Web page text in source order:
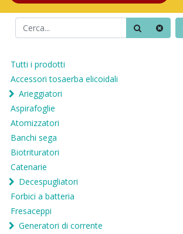
Tutti i prodotti
Accessori tosaerba elicoidali
Arieggiatori
Aspirafoglie
Atomizzatori
Banchi sega
Biotrituratori
Catenarie
Decespugliatori
Forbici a batteria
Fresaceppi
Generatori di corrente